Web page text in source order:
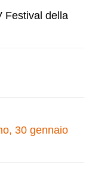
Festival della
30 gennaio